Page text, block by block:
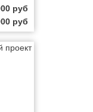
руб
руб